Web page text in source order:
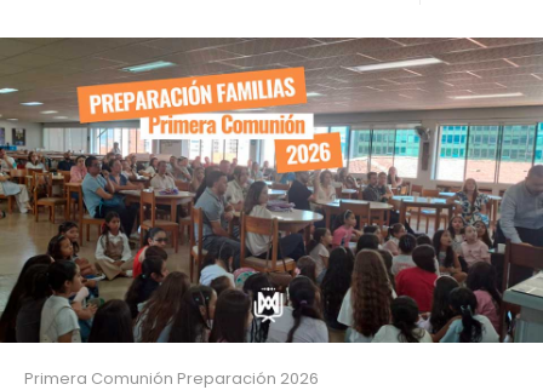
Primera Comunión Preparación 2026